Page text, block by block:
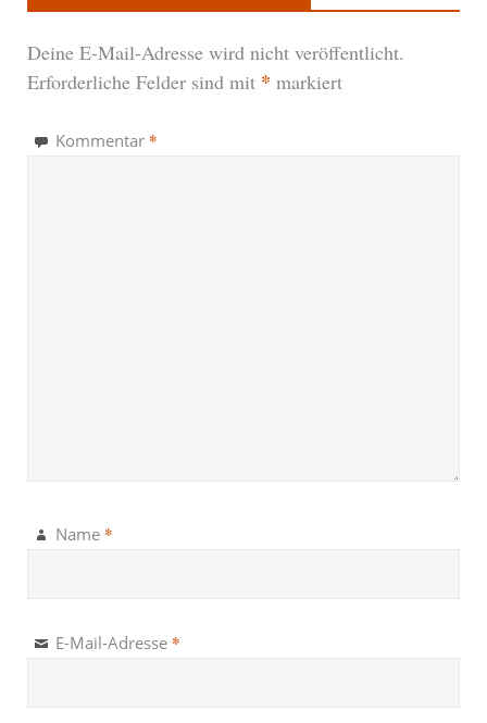
Deine E-Mail-Adresse wird nicht veröffentlicht.
Erforderliche Felder sind mit * markiert
Kommentar *
Name *
E-Mail-Adresse *